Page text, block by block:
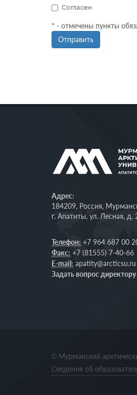
Согласен
* - отмечены пункты
Адрес:
184209, Россия,
г. Апатиты, ул. Лесная, д.
Телефон: +7 964 687 00
Факс: +7 (81555) 7-40-66
E-mail: apatity@arcticsu.ru
Задать вопрос директору
© Мурманский
Сведения об